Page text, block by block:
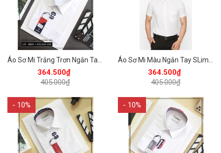
364.500₫
405.000₫
364.500₫
405.000₫
- 10% - 10%